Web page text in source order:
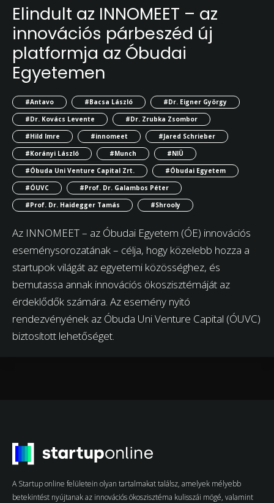
Elindult az INNOMEET – az
innovációs párbeszéd új
platformja az Óbudai
Egyetemen
#Antavo #Bacsa László
#Dr. Eigner György
#Dr. Kovács Levente
#Dr. Zrubka Zsombor
#Hild Imre
#innomeet
#Jared Schrieber
#Korányi László
#Munch
#NIÜ
#Óbuda Uni Venture Capital Zrt.
#Óbudai Egyetem
#ÓUVC
#Prof. Dr. Galambos Péter
#Prof. Dr. Haidegger Tamás
#Shrooly
Az INNOMEET – az Óbudai Egyetem (ÓE) innovációs
eseménysorozatának – célja, hogy közelebb hozza a
startupok világát az egyetemi közösséghez, és
bemutassa annak innovációs ökoszisztémáját az
érdeklődők számára. Az esemény nyitó
rendezvényének az Óbuda Uni Venture Capital (ÓUVC)
biztosított lehetőséget.
A Startup online felületein olyan tartalmakat találsz, amelyek mélyebb
betekintést nyújtanak az innovációs ökoszisztéma kulisszái mögé, valamint